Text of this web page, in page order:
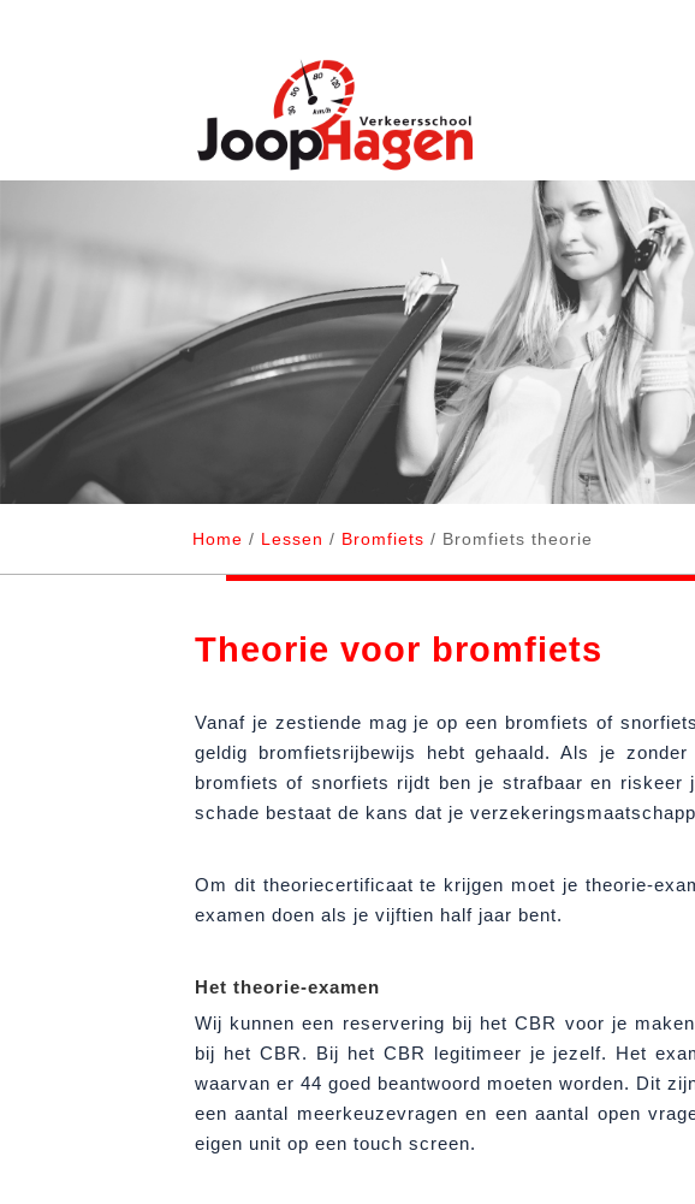
Home / Lessen / Bromfiets / Bromfiets theorie
Theorie voor bromfiets
Vanaf je zestiende mag je op een bromfiets of
geldig bromfietsrijbewijs hebt gehaald. Als je
bromfiets of snorfiets rijdt ben je strafbaar en riskeer
schade bestaat de kans dat je
Om dit theoriecertificaat te krijgen moet je theorie-
examen doen als je vijftien half jaar bent.
Het theorie-examen
Wij kunnen een reservering bij het CBR voor je
bij het CBR. Bij het CBR legitimeer je jezelf. Het
waarvan er 44 goed beantwoord moeten worden. Dit
een aantal meerkeuzevragen en een aantal open
eigen unit op een touch screen.